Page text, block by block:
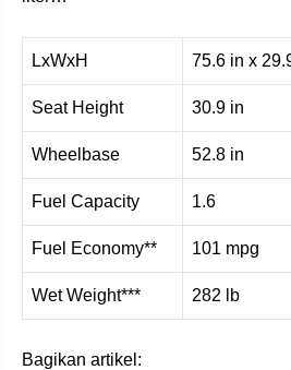
LxWxH 75.6 in x
Seat Height 30.9 in
Wheelbase 52.8 in
Fuel Capacity 1.6
Fuel Economy** 101 mpg
Wet Weight*** 282 lb
Bagikan artikel: